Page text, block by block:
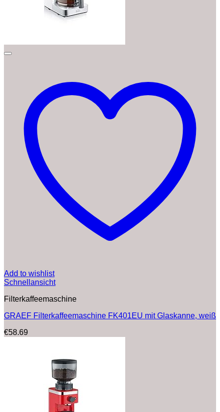
Add to wishlist
Schnellansicht
Filterkaffeemaschine
GRAEF Filterkaffeemaschine FK401EU mit Glaskanne, weiß
€58.69